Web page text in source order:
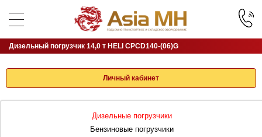
Личный кабинет
Дизельные погрузчики
Бензиновые погрузчики
Дизельный погрузчик 14,0 т HELI CPCD140-(06)G